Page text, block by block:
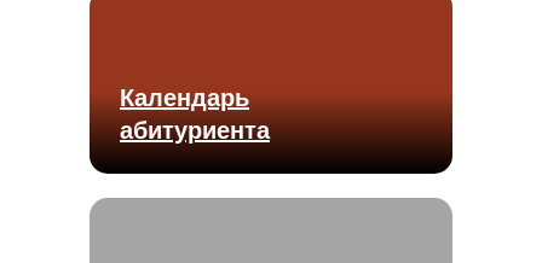
Календарь
абитуриента